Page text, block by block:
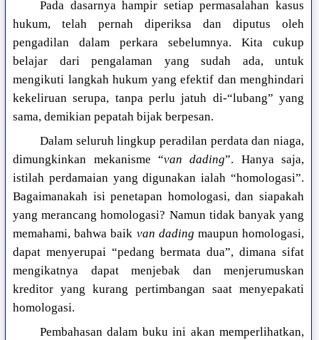
Pada dasarnya hampir setiap permasalahan kasus
hukum, telah pernah diperiksa dan diputus oleh
pengadilan dalam perkara sebelumnya. Kita cukup
belajar dari pengalaman yang sudah ada, untuk
mengikuti langkah hukum yang efektif dan menghindari
kekeliruan serupa, tanpa perlu jatuh di-“lubang” yang
sama, demikian pepatah bijak berpesan.
Dalam seluruh lingkup peradilan perdata dan niaga,
dimungkinkan mekanisme “van dading”. Hanya saja,
istilah perdamaian yang digunakan ialah “homologasi”.
Bagaimanakah isi penetapan homologasi, dan siapakah
yang merancang homologasi? Namun tidak banyak yang
memahami, bahwa baik van dading maupun homologasi,
dapat menyerupai “pedang bermata dua”, dimana sifat
mengikatnya dapat menjebak dan menjerumuskan
kreditor yang kurang pertimbangan saat menyepakati
homologasi.
Pembahasan dalam buku ini akan memperlihatkan,